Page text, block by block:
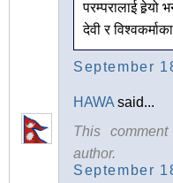
परम्परालाई
देवी र
September
HAWA said...
This
author.
September